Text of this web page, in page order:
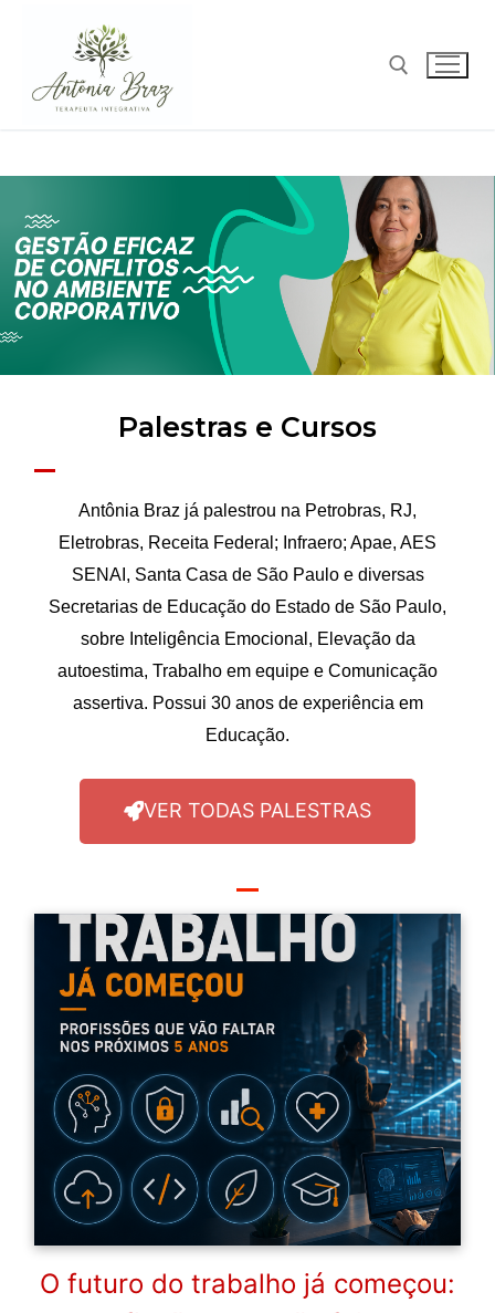
Palestras e Cursos
Antônia Braz já palestrou na Petrobras, RJ,
Eletrobras, Receita Federal; Infraero; Apae, AES
SENAI, Santa Casa de São Paulo e diversas
Secretarias de Educação do Estado de São Paulo,
sobre Inteligência Emocional, Elevação da
autoestima, Trabalho em equipe e Comunicação
assertiva. Possui 30 anos de experiência em
Educação.
VER TODAS PALESTRAS
O futuro do trabalho já começou: